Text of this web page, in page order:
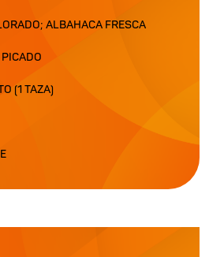
ALBAHACA FRESCA
(1 TAZA)